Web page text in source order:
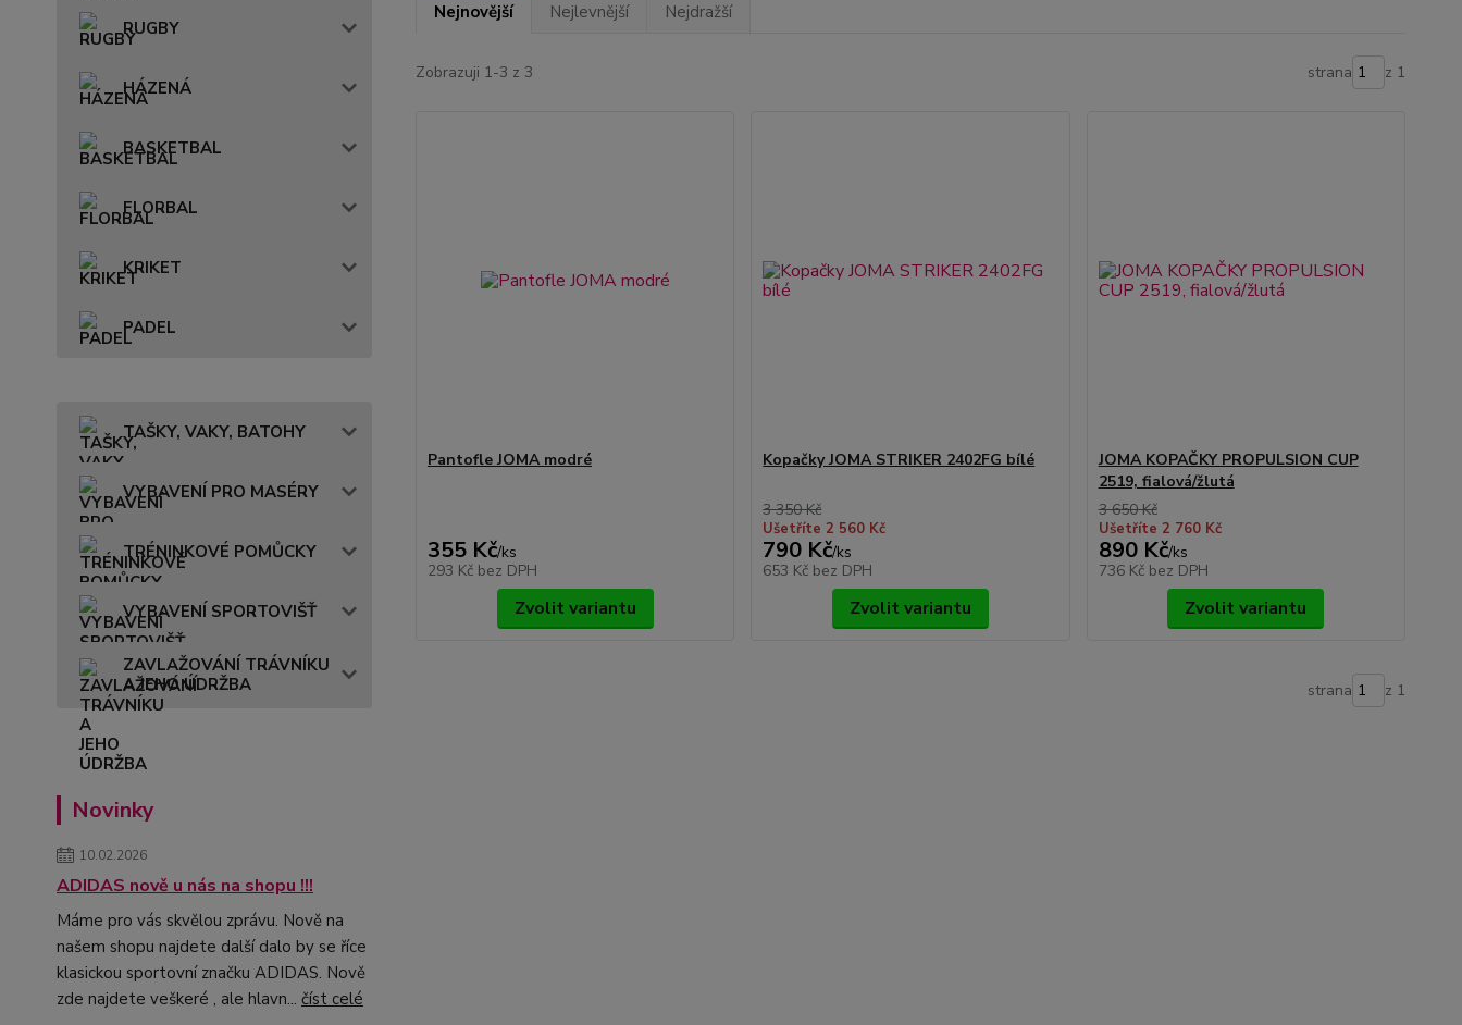
RUGBY
HÁZENÁ
BASKETBAL
FLORBAL
KRIKET
PADEL
TAŠKY, VAKY, BATOHY
VYBAVENÍ PRO MASÉRY
TRÉNINKOVÉ POMŮCKY
VYBAVENÍ SPORTOVIŠŤ
ZAVLAŽOVÁNÍ TRÁVNÍKU
A JEHO ÚDRŽBA
Novinky
10.02.2026
ADIDAS nově u nás na shopu !!!
Máme pro vás skvělou zprávu. Nově na
našem shopu najdete další dalo by se říce
klasickou sportovní značku ADIDAS. Nově
zde najdete veškeré , ale hlavn... číst celé
Nejnovější Nejlevnější Nejdražší
Zobrazuji 1-3 z 3 strana z 1
Pantofle JOMA modré
355 Kč/ks
293 Kč bez DPH
Zvolit variantu
Kopačky JOMA STRIKER 2402FG bílé
3 350 Kč
Ušetříte 2 560 Kč
790 Kč/ks
653 Kč bez DPH
Zvolit variantu
JOMA KOPAČKY PROPULSION CUP
2519, fialová/žlutá
3 650 Kč
Ušetříte 2 760 Kč
890 Kč/ks
736 Kč bez DPH
Zvolit variantu
strana z 1